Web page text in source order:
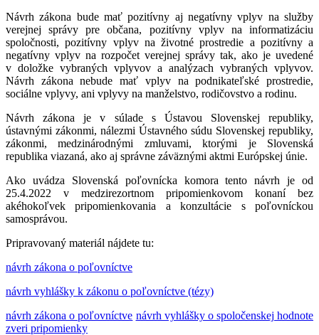
Návrh zákona bude mať pozitívny aj negatívny vplyv na služby
verejnej správy pre občana, pozitívny vplyv na informatizáciu
spoločnosti, pozitívny vplyv na životné prostredie a pozitívny a
negatívny vplyv na rozpočet verejnej správy tak, ako je uvedené
v doložke vybraných vplyvov a analýzach vybraných vplyvov.
Návrh zákona nebude mať vplyv na podnikateľské prostredie,
sociálne vplyvy, ani vplyvy na manželstvo, rodičovstvo a rodinu.
Návrh zákona je v súlade s Ústavou Slovenskej republiky,
ústavnými zákonmi, nálezmi Ústavného súdu Slovenskej republiky,
zákonmi, medzinárodnými zmluvami, ktorými je Slovenská
republika viazaná, ako aj správne záväznými aktmi Európskej únie.
Ako uvádza Slovenská poľovnícka komora tento návrh je od
25.4.2022 v medzirezortnom pripomienkovom konaní bez
akéhokoľvek pripomienkovania a konzultácie s poľovníckou
samosprávou.
Pripravovaný materiál nájdete tu:
návrh zákona o poľovníctve
návrh vyhlášky k zákonu o poľovníctve (tézy)
návrh zákona o poľovníctve návrh vyhlášky o spoločenskej hodnote
zveri pripomienky